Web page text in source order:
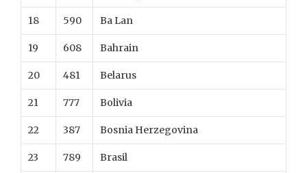
18 590 Ba Lan
19 608 Bahrain
20 481 Belarus
21 777 Bolivia
22 387 Bosnia Herzegovina
23 789 Brasil